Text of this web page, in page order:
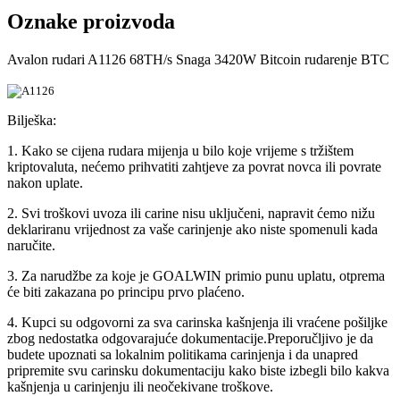
Oznake proizvoda
Avalon rudari A1126 68TH/s Snaga 3420W Bitcoin rudarenje BTC
Bilješka:
1. Kako se cijena rudara mijenja u bilo koje vrijeme s tržištem
kriptovaluta, nećemo prihvatiti zahtjeve za povrat novca ili povrate
nakon uplate.
2. Svi troškovi uvoza ili carine nisu uključeni, napravit ćemo nižu
deklariranu vrijednost za vaše carinjenje ako niste spomenuli kada
naručite.
3. Za narudžbe za koje je GOALWIN primio punu uplatu, otprema
će biti zakazana po principu prvo plaćeno.
4. Kupci su odgovorni za sva carinska kašnjenja ili vraćene pošiljke
zbog nedostatka odgovarajuće dokumentacije.Preporučljivo je da
budete upoznati sa lokalnim politikama carinjenja i da unapred
pripremite svu carinsku dokumentaciju kako biste izbegli bilo kakva
kašnjenja u carinjenju ili neočekivane troškove.